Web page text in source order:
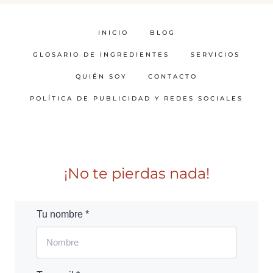
INICIO BLOG
GLOSARIO DE INGREDIENTES SERVICIOS
QUIÉN SOY CONTACTO
POLÍTICA DE PUBLICIDAD Y REDES SOCIALES
¡No te pierdas nada!
Tu nombre *